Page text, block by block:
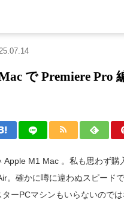
【注意】M1 Mac で
で Premiere Pro
Apple M1 Mac 。私も思わず購
。確かに噂に違わぬスピード
ーPCマシンもいらないので